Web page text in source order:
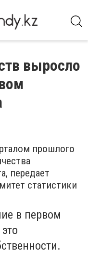
выросло
прошлого
передает
статистики
в первом